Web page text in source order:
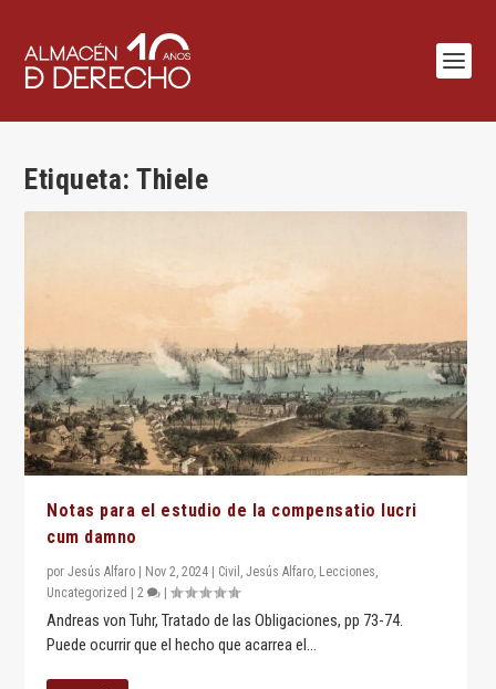
Etiqueta:Thiele
Notas para el estudio de la compensatio lucri
cum damno
porJesús Alfaro Nov 2, 2024 Civil ,Jesús Alfaro, Lecciones,
Uncategorized
|2 |
Andreas von Tuhr, Tratado de las Obligaciones, pp 73-74.
Puede ocurrir que el hecho que acarrea el...